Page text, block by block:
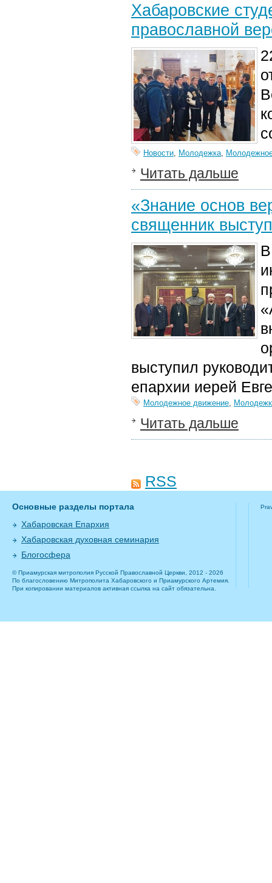
Хабаровские
православной
Новости, Молодежка,
Читать дальше
«Знание основ
священник
выступил
епархии иерей
Молодежное движение,
Читать дальше
RSS
Основные разделы портала
Хабаровская Епархия
Хабаровская духовная семинария
Блогосфера
© Приамурская митрополия Русской Православной Церкви, 2012 - 2026
По благословению Митрополита Хабаровского и Приамурского Артемия.
При копировании материалов активная ссылка на сайт обязательна.